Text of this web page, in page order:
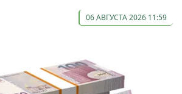
06 АВГУСТА 2026 11:59